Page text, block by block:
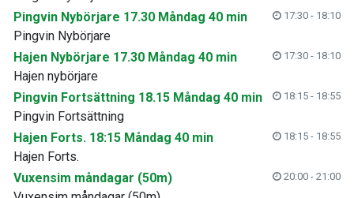
Pingvin Nybörjare 17.30 Måndag 40 min
17:30 - 18:10
Pingvin Nybörjare
Hajen Nybörjare 17.30 Måndag 40 min
17:30 - 18:10
Hajen nybörjare
Pingvin Fortsättning 18.15 Måndag 40 min
18:15 - 18:55
Pingvin Fortsättning
Hajen Forts. 18:15 Måndag 40 min
18:15 - 18:55
Hajen Forts.
Vuxensim måndagar (50m)
20:00 - 21:00